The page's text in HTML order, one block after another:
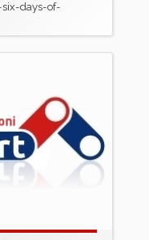
days-of-